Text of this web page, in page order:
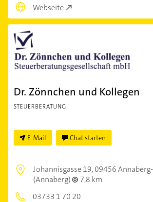
Webseite
Dr. Zönnchen und Kollegen
STEUERBERATUNG
E-Mail Chat starten
Johannisgasse 19,09456
(Annaberg)
7,8 km
03733 1 70 20